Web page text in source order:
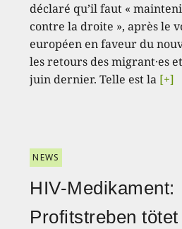
déclaré qu’il faut «
contre la droite », après le
européen en faveur du
les retours des migrant·es
juin dernier. Telle est la [+]
NEWS
HIV-Medikament:
Profitstreben tötet